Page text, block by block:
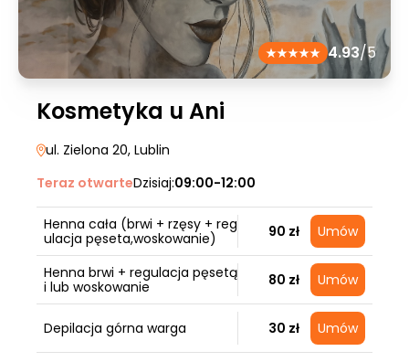
4.93/5
Kosmetyka u Ani
ul. Zielona 20, Lublin
Teraz otwarteDzisiaj:09:00-12:00
Henna cała (brwi + rzęsy + reg
ulacja pęseta,woskowanie)
90 zł Umów
Henna brwi + regulacja pęsetą
i lub woskowanie
80 zł Umów
Depilacja górna warga 30 zł Umów